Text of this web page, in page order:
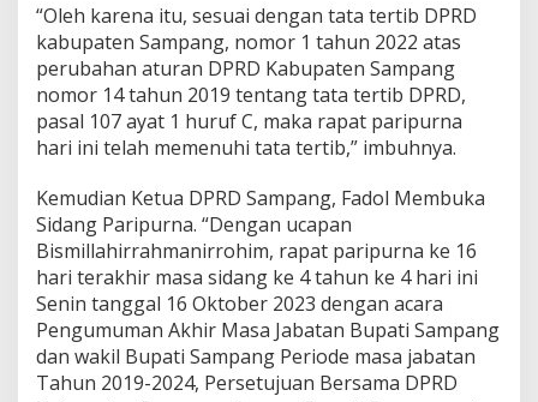
“Oleh karena itu, sesuai dengan tata tertib DPRD
kabupaten Sampang, nomor 1 tahun 2022 atas
perubahan aturan DPRD Kabupaten Sampang
nomor 14 tahun 2019 tentang tata tertib DPRD,
pasal 107 ayat 1 huruf C, maka rapat paripurna
hari ini telah memenuhi tata tertib,” imbuhnya.
Kemudian Ketua DPRD Sampang, Fadol Membuka
Sidang Paripurna. “Dengan ucapan
Bismillahirrahmanirrohim, rapat paripurna ke 16
hari terakhir masa sidang ke 4 tahun ke 4 hari ini
Senin tanggal 16 Oktober 2023 dengan acara
Pengumuman Akhir Masa Jabatan Bupati Sampang
dan wakil Bupati Sampang Periode masa jabatan
Tahun 2019-2024, Persetujuan Bersama DPRD